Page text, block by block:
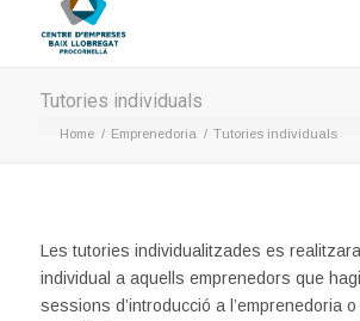
Tutories individuals
Home / Emprenedoria / Tutories individuals
Les tutories individualitzades es
individual a aquells emprenedors que
sessions d’introducció a l’emprenedoria